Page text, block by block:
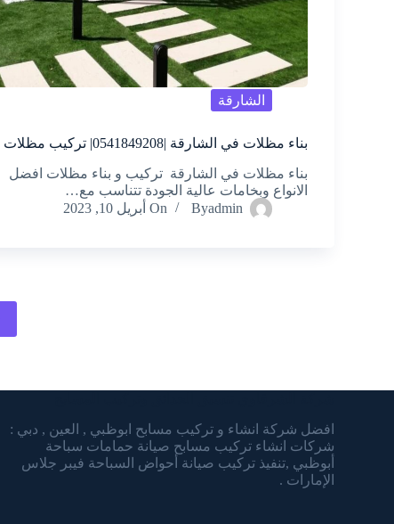
الشارقة
بناء مظلات في الشارقة |0541849208| تركيب مظلات
بناء مظلات في الشارقة تركيب و بناء مظلات افضل
الانواع وبخامات عالية الجودة تتناسب مع…
Byadmin
On أبريل 10, 2023
افضل شركة انشاء و تركيب مسابح ابوظبي , العين , دبي :
شركات انشاء تركيب مسابح صيانة حمامات سباحة
أبوظبي ,تنفيذ تركيب صيانة أحواض السباحة فيبر جلاس
الإمارات .